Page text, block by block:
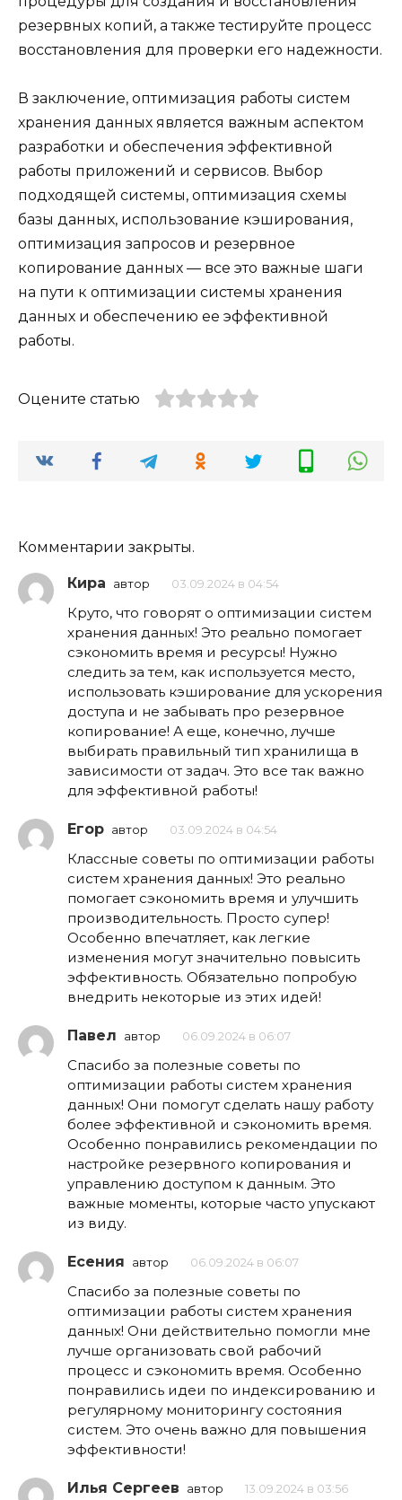
резервных копий, а также тестируйте процесс
восстановления для проверки его надежности.
В заключение, оптимизация работы систем
хранения данных является важным аспектом
разработки и обеспечения эффективной
работы приложений и сервисов. Выбор
подходящей системы, оптимизация схемы
базы данных, использование кэширования,
оптимизация запросов и резервное
копирование данных — все это важные шаги
на пути к оптимизации системы хранения
данных и обеспечению ее эффективной
работы.
Оцените статью
Комментарии закрыты.
Кира автор 03.09.2024 в 04:54
Круто, что говорят о оптимизации систем
хранения данных! Это реально помогает
сэкономить время и ресурсы! Нужно
следить за тем, как используется место,
использовать кэширование для ускорения
доступа и не забывать про резервное
копирование! А еще, конечно, лучше
выбирать правильный тип хранилища в
зависимости от задач. Это все так важно
для эффективной работы!
Егор автор 03.09.2024 в 04:54
Классные советы по оптимизации работы
систем хранения данных! Это реально
помогает сэкономить время и улучшить
производительность. Просто супер!
Особенно впечатляет, как легкие
изменения могут значительно повысить
эффективность. Обязательно попробую
внедрить некоторые из этих идей!
Павел автор 06.09.2024 в 06:07
Спасибо за полезные советы по
оптимизации работы систем хранения
данных! Они помогут сделать нашу работу
более эффективной и сэкономить время.
Особенно понравились рекомендации по
настройке резервного копирования и
управлению доступом к данным. Это
важные моменты, которые часто упускают
из виду.
Есения автор 06.09.2024 в 06:07
Спасибо за полезные советы по
оптимизации работы систем хранения
данных! Они действительно помогли мне
лучше организовать свой рабочий
процесс и сэкономить время. Особенно
понравились идеи по индексированию и
регулярному мониторингу состояния
систем. Это очень важно для повышения
эффективности!
Илья Сергеев автор 13.09.2024 в 03:56